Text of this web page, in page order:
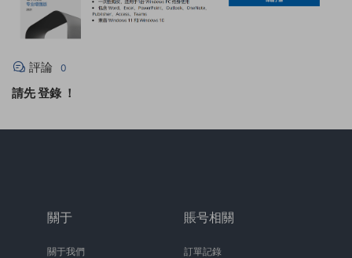
評論 0
請先登錄 ！
關于
關于我們
賬号相關
訂單記錄